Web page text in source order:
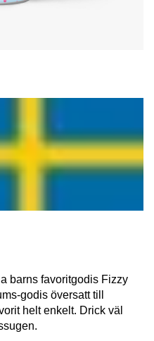
barns favoritgodis Fizzy
godis översatt till
helt enkelt. Drick väl